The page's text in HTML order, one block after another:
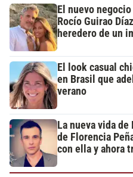
El nuevo
Rocío Guirao
heredero de un
El look casual
en Brasil que
verano
La nueva vida
de Florencia
con ella y ahora